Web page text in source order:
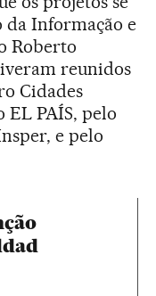
da Informação e
Roberto
reunidos
Cidades
PAÍS, pelo
e pelo